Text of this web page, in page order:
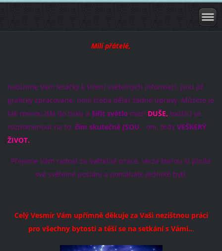
Milí přátelé,
nabízíme Vám letáčky k šíření světelných informací. Jsou již
graficky zpracované, není třeba dělat žádné úpravy. Můžete je
tak rovnou dát do tisku a šířit světlo mezi DUŠE, toužící se
rozpomenout na to, čím skutečně JSOU - oni, tedy VEŠKERÝ
ŽIVOT.
Přejeme Vám radost ze světelné práce, skrze kterou si plníte
své světelné poslání a pomáháte Jednotě bytí.
Celý Vesmír Vám upřímně děkuje za Vaši nezištnou práci
pro všechny bytosti a těší se na setkání s Vámi...